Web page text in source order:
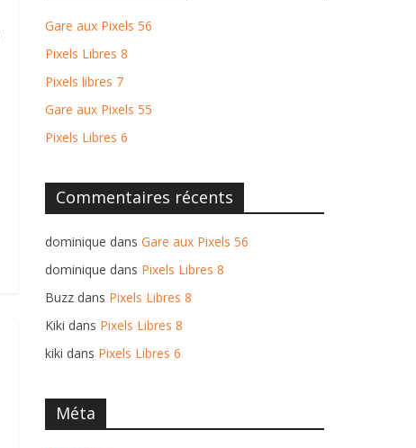
Gare aux Pixels 56
Pixels Libres 8
Pixels libres 7
Gare aux Pixels 55
Pixels Libres 6
Commentaires récents
dominique dans Gare aux Pixels 56
dominique dans Pixels Libres 8
Buzz dans Pixels Libres 8
Kiki dans Pixels Libres 8
kiki dans Pixels Libres 6
Méta